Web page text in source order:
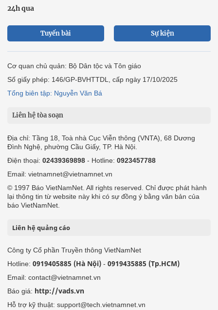
24h qua
Tuyến bài Sự kiện
Cơ quan chủ quản: Bộ Dân tộc và Tôn giáo
Số giấy phép: 146/GP-BVHTTDL, cấp ngày 17/10/2025
Tổng biên tập: Nguyễn Văn Bá
Liên hệ tòa soạn
Địa chỉ: Tầng 18, Toà nhà Cục Viễn thông (VNTA), 68 Dương
Đình Nghệ, phường Cầu Giấy, TP. Hà Nội.
Điện thoại: 02439369898 - Hotline: 0923457788
Email: vietnamnet@vietnamnet.vn
© 1997 Báo VietNamNet. All rights reserved. Chỉ được phát hành
lại thông tin từ website này khi có sự đồng ý bằng văn bản của
báo VietNamNet.
Liên hệ quảng cáo
Công ty Cổ phần Truyền thông VietNamNet
Hotline: 0919405885 (Hà Nội) - 0919435885 (Tp.HCM)
Email: contact@vietnamnet.vn
Báo giá: http://vads.vn
Hỗ trợ kỹ thuật: support@tech.vietnamnet.vn